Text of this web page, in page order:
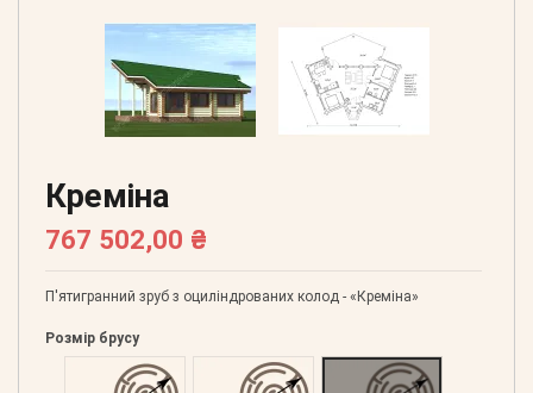
Креміна
767 502,00 ₴
П'ятигранний зруб з оциліндрованих колод - «Креміна»
Розмір брусу
Оциліндрований 160Оциліндрований 180Оциліндрований 200